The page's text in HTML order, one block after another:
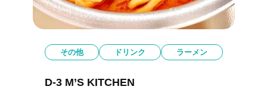
その他 ドリンク ラーメン
D-3 M’S KITCHEN